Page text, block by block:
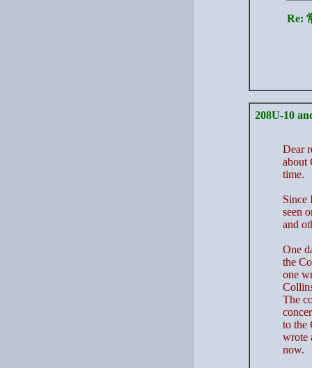
Re:
208U-10
Dear
about
time.
Since
seen
and
One
the
one
The
to the
wrote
now.